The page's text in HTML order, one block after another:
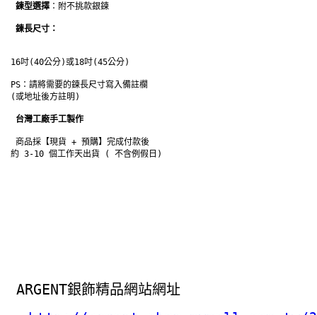
鍊型選擇 ：附不挑款銀鍊
鍊長尺寸：
16吋(40公分)或18吋(45公分)
PS：請將需要的鍊長尺寸寫入備註欄
(或地址後方註明)
台灣工廠手工製作
商品採【現貨 + 預購】完成付款後
約 3-10 個工作天出貨 ( 不含例假日)
ARGENT銀飾精品網站網址